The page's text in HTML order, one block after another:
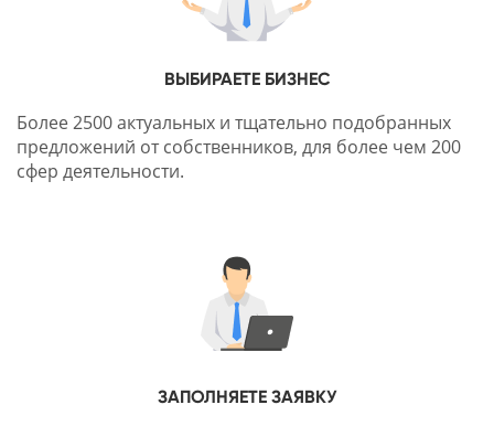
ВЫБИРАЕТЕ БИЗНЕС
Более 2500 актуальных и тщательно подобранных
предложений от собственников, для более чем 200
сфер деятельности.
ЗАПОЛНЯЕТЕ ЗАЯВКУ